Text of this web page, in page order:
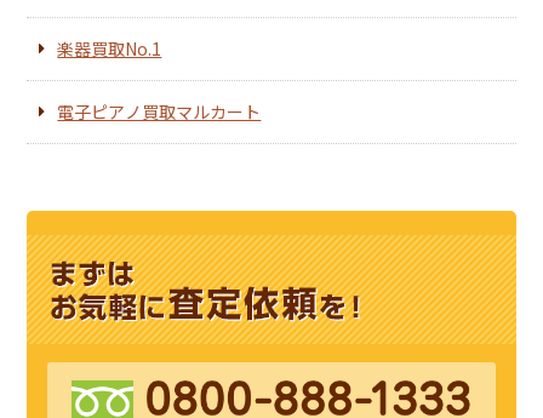
楽器買取No.1
電子ピアノ買取マルカート